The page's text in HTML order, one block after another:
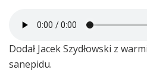
Dodał Jacek Szydłowski z
sanepidu.